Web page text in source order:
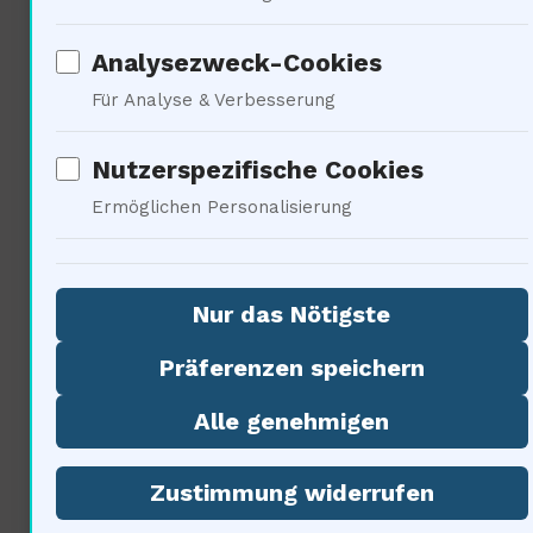
physikalische, sondern auch
metaphysische Dimensionen hat.
Die Dynamik von
Plasmastrukturen um Schwarze
Löcher könnte die Grenzen
unseres Wissens erweitern!
Unsere Wahrnehmung von
Realität ist tief verwurzelt in der
Philosophie, und solchezwingen
Analysezweck-Cookies
Für Analyse & Verbesserung
Nutzerspezifische Cookies
Ermöglichen Personalisierung
Nur das Nötigste
Präferenzen speichern
Alle genehmigen
Zustimmung widerrufen